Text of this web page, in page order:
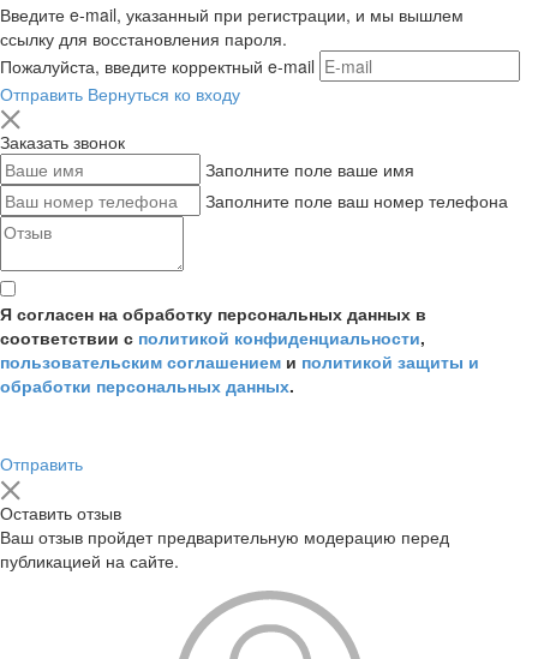
Введите e-mail, указанный при регистрации, и мы вышлем
ссылку для восстановления пароля.
Пожалуйста, введите корректный e-mail
Отправить Вернуться ко входу
Заказать звонок
Заполните поле ваше имя
Заполните поле ваш номер телефона
Я согласен на обработку персональных данных в
соответствии с политикой конфиденциальности,
пользовательским соглашением и политикой защиты и
обработки персональных данных.
Отправить
Оставить отзыв
Ваш отзыв пройдет предварительную модерацию перед
публикацией на сайте.